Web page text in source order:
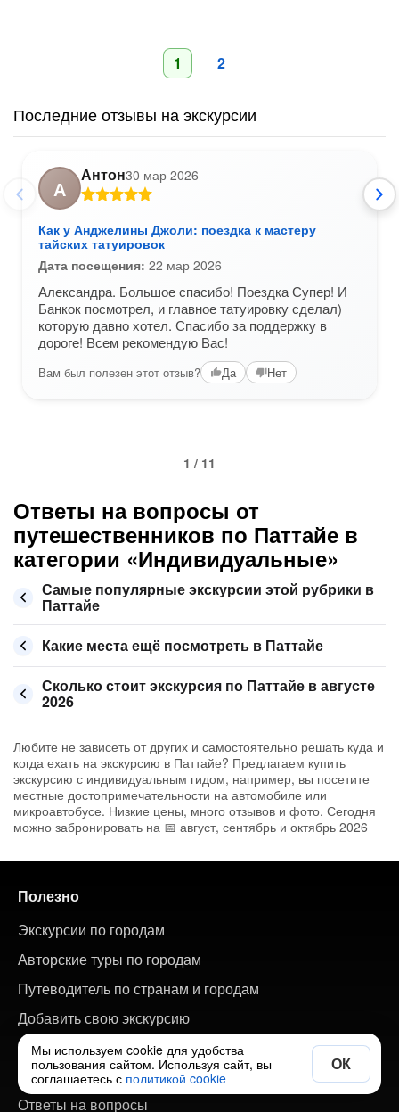
1 2
Последние отзывы на экскурсии
А
Антон30 мар 2026
Как у Анджелины Джоли: поездка к мастеру
тайских татуировок
Дата посещения: 22 мар 2026
Александра. Большое спасибо! Поездка Супер! И
Банкок посмотрел, и главное татуировку сделал)
которую давно хотел. Спасибо за поддержку в
дороге! Всем рекомендую Вас!
Вам был полезен этот отзыв? Да Нет
1 / 11
Ответы на вопросы от
путешественников по Паттайе в
категории «Индивидуальные»
Самые популярные экскурсии этой рубрики в
Паттайе
Какие места ещё посмотреть в Паттайе
Сколько стоит экскурсия по Паттайе в августе
2026
Любите не зависеть от других и самостоятельно решать куда и
когда ехать на экскурсию в Паттайе? Предлагаем купить
экскурсию с индивидуальным гидом, например, вы посетите
местные достопримечательности на автомобиле или
микроавтобусе. Низкие цены, много отзывов и фото. Сегодня
можно забронировать на 📅 август, сентябрь и октябрь 2026
Полезно
Экскурсии по городам
Авторские туры по городам
Путеводитель по странам и городам
Добавить свою экскурсию
О сайте
Ответы на вопросы
Мы используем cookie для удобства
пользования сайтом. Используя сайт, вы
соглашаетесь с политикой cookie
ОК